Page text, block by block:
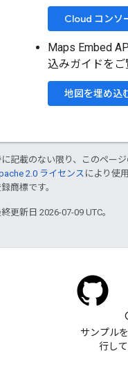
Cloud コンソ
Maps Embed
込みガイドをご
地図を埋め込
記載のない限り、このペー
2.0 ライセンス により使
商標です。
更新日 2026-07-09 UTC。
サンプル
行し